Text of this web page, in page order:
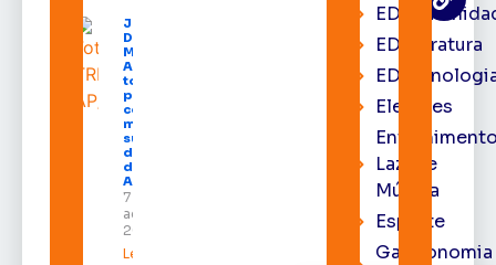
Juiz
Diego
Moura de
Araújo
toma
posse
como
membro
substituto
do Pleno
do TRE-
AP
7 de
agosto de
2026
Leia mais »
EDliteratura
Eleições
Lazer e
Música
Esporte
Gastronomia